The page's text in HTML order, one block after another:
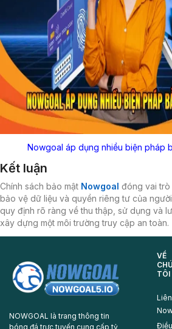
Nowgoal áp dụng nhiều biện pháp
Kết luận
Chính sách bảo mật Nowgoal đóng vai trò
bảo vệ dữ liệu và quyền riêng tư của
quy định rõ ràng về thu thập, sử dụng và
xây dựng một môi trường truy cập an toàn.
NOWGOAL là trang thông tin
bóng đá trực tuyến cung cấp tỷ
VỀ
TÔI